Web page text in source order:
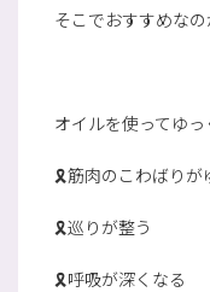
そこでおすすめなの
オイルを使ってゆっ
🎗️筋肉のこわばりが
🎗️巡りが整う
🎗️呼吸が深くなる